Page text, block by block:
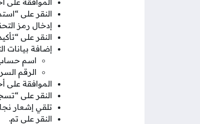
النقر على
إدخال رمز
النقر على
إضافة بيانات
اسم
الرقم
الموافقة على
النقر على
تلقي إشعار
النقر على تم.